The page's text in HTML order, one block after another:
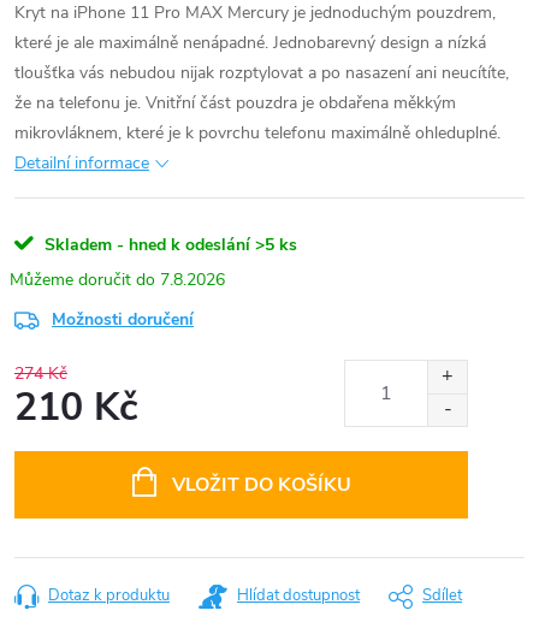
Kryt na iPhone 11 Pro MAX Mercury je jednoduchým pouzdrem,
které je ale maximálně nenápadné. Jednobarevný design a nízká
tloušťka vás nebudou nijak rozptylovat a po nasazení ani neucítíte,
že na telefonu je. Vnitřní část pouzdra je obdařena měkkým
mikrovláknem, které je k povrchu telefonu maximálně ohleduplné.
Detailní informace
Skladem - hned k odeslání >5 ks
7.8.2026
Možnosti doručení
274 Kč
210 Kč
VLOŽIT DO KOŠÍKU
Dotaz k produktu Hlídat dostupnost Sdílet